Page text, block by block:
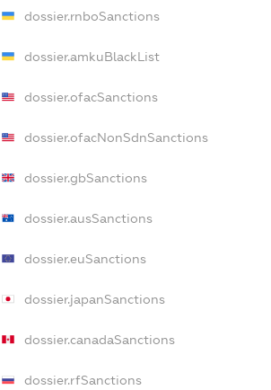
dossier.rnboSanctions
dossier.amkuBlackList
dossier.ofacSanctions
dossier.ofacNonSdnSanctions
dossier.gbSanctions
dossier.ausSanctions
dossier.euSanctions
dossier.japanSanctions
dossier.canadaSanctions
dossier.rfSanctions